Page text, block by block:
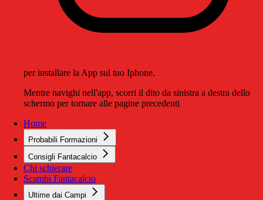
per installare la App sul tuo Iphone.
Mentre navighi nell'app, scorri il dito da sinistra a destra dello
schermo per tornare alle pagine precedenti
Home
Probabili Formazioni
Consigli Fantacalcio
Chi schierare
Scambi Fantacalcio
Ultime dai Campi